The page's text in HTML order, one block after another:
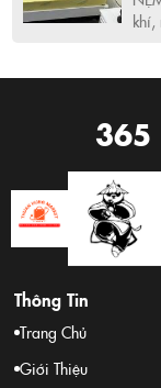
khí,
365
Thông Tin
Trang Chủ
Giới Thiệu